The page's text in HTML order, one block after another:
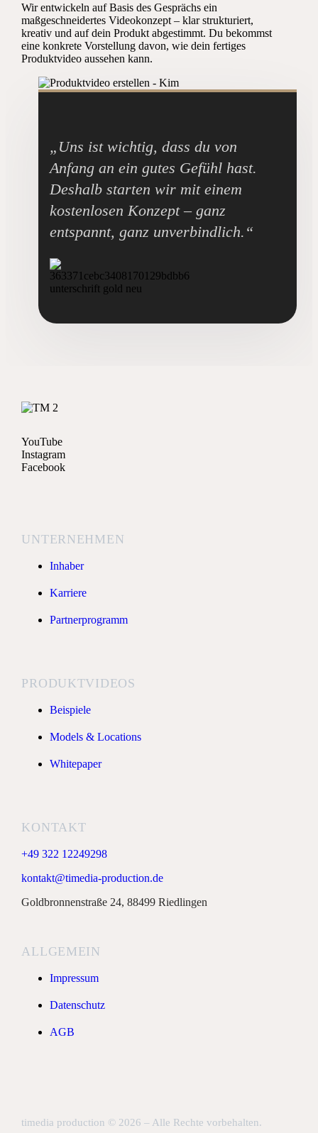
Wir entwickeln auf Basis des Gesprächs ein
maßgeschneidertes Videokonzept – klar strukturiert,
kreativ und auf dein Produkt abgestimmt. Du bekommst
eine konkrete Vorstellung davon, wie dein fertiges
Produktvideo aussehen kann.
„Uns ist wichtig, dass du von
Anfang an ein gutes Gefühl hast.
Deshalb starten wir mit einem
kostenlosen Konzept – ganz
entspannt, ganz unverbindlich.“
YouTube
Instagram
Facebook
UNTERNEHMEN
Inhaber
Karriere
Partnerprogramm
PRODUKTVIDEOS
Beispiele
Models & Locations
Whitepaper
KONTAKT
+49 322 12249298
kontakt@timedia-production.de
Goldbronnenstraße 24, 88499 Riedlingen
ALLGEMEIN
Impressum
Datenschutz
AGB
timedia production © 2026 – Alle Rechte vorbehalten.